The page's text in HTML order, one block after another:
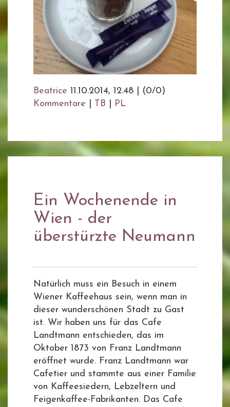
Beatrice 11.10.2014, 12.48
(0/0)
Kommentare
TB PL
Ein Wochenende in
Wien - der
überstürzte Neumann
Natürlich muss ein Besuch in einem
Wiener Kaffeehaus sein, wenn man in
dieser wunderschönen Stadt zu Gast
ist. Wir haben uns für das Cafe
Landtmann entschieden, das im
Oktober 1873 von Franz Landtmann
eröffnet wurde. Franz Landtmann war
Cafetier und stammte aus einer Familie
von Kaffeesiedern, Lebzeltern und
Feigenkaffee-Fabrikanten. Das Cafe